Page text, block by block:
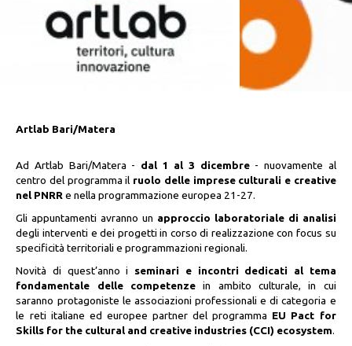
Artlab Bari/Matera
Ad Artlab Bari/Matera - dal 1 al 3 dicembre- nuovamente al
centro del programma il ruolo delle imprese culturali e creative
nel PNRRe nella programmazione europea 21-27.
Gli appuntamenti avranno un approccio laboratoriale di analisi
degli interventi e dei progetti in corso di realizzazione con focus su
specificità territoriali e programmazioni regionali.
Novità di quest’anno i seminari e incontri dedicati al tema
fondamentale delle competenzein ambito culturale, in cui
saranno protagoniste le associazioni professionali e di categoria e
le reti italiane ed europee partner del programma EU Pact for
Skills for the cultural and creative industries (CCI) ecosystem.